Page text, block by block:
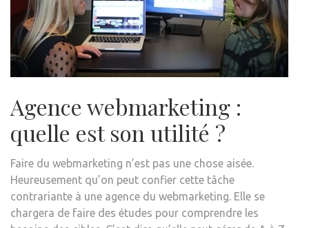
Agence webmarketing :
quelle est son utilité ?
Faire du webmarketing n’est pas une chose aisée.
Heureusement qu’on peut confier cette tâche
contrariante à une agence du webmarketing. Elle se
chargera de faire des études pour comprendre les